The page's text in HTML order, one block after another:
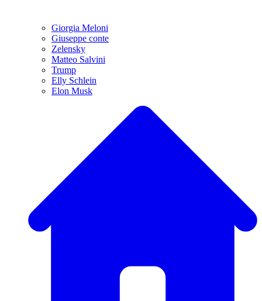
Giorgia Meloni
Giuseppe conte
Zelensky
Matteo Salvini
Trump
Elly Schlein
Elon Musk